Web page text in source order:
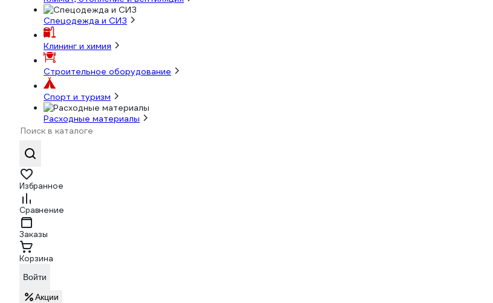
Спецодежда и СИЗ
Клининг и химия
Строительное оборудование
Спорт и туризм
Расходные материалы
Избранное
Сравнение
Заказы
Корзина
Войти
Акции